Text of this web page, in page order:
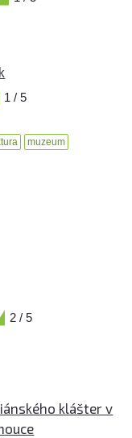
1 / 5
muzeum
2 / 5
klášter v